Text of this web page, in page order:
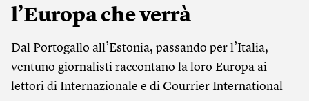
l’Europa che verrà
Dal Portogallo all’Estonia, passando per l’Italia,
ventuno giornalisti raccontano la loro Europa ai
lettori di Internazionale e di Courrier International